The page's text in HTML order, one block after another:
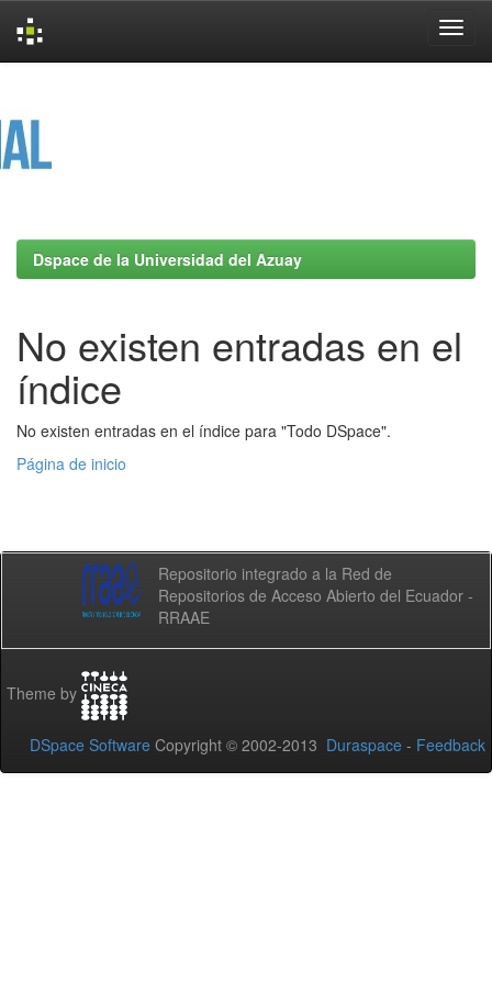
Dspace de la Universidad del Azuay
No existen entradas en el
índice
No existen entradas en el índice para "Todo DSpace".
Página de inicio
Repositorio integrado a la Red de
Repositorios de Acceso Abierto del Ecuador -
RRAAE
Theme by
DSpace Software Copyright © 2002-2013 Duraspace - Feedback